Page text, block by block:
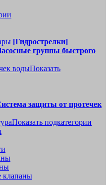
[Гидрострелки]
группы быстрого
водыПоказать
защиты от протечек
Показать подкатегории
клапаны